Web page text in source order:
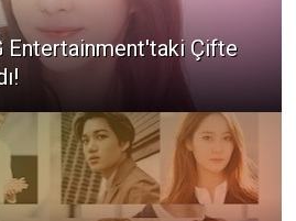
Entertainment'taki Çifte